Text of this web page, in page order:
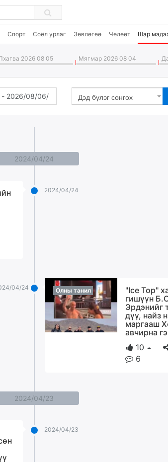
Спорт Соёл урлаг Зөвлөгөө Чөлөөт Шар
2026 08 05 Мягмар 2026 08 04
Дэд бүлэг сонгох
2024/04/24
2024/04/24
04/24 Олны танил
"Ice Top"
гишүүн
Эрдэнийг
дүү, найз
маргааш
авчирна
10
6
2024/04/23
2024/04/23